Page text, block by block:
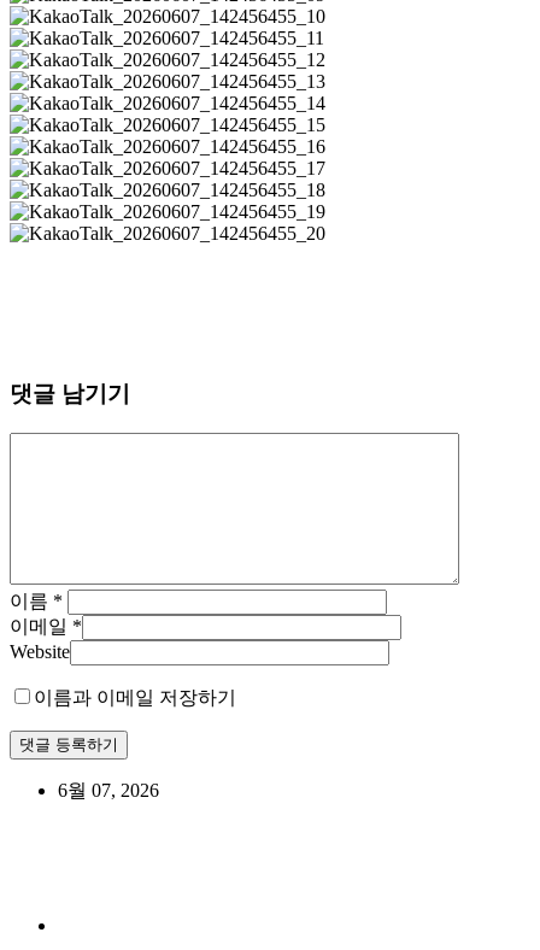
댓글 남기기
이름 *
이메일 *
Website
이름과 이메일 저장하기
6월 07, 2026